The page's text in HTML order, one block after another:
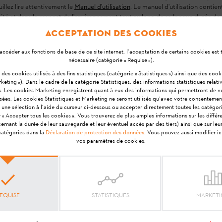
lire attentivement leManuel d'utilisation. Le manuel d'utilisation
et dans le respect de l'environnement tout au long de sa longue durée de
des produits usagés. Suivre les instructions données
configuration du Connector dans l'application STIHL
de fonctionnement totalisé jusqu'à présent et le
vous a-t-elle
Non
Acceptation des cookies
aux fonctions de base de ce site internet, l’acceptation de certains cookies est
nécessaire (catégorie « Requise »).
des cookies utilisés à des fins statistiques (catégorie « Statistiques ») ainsi que des
»). Dans le cadre de la catégorie Statistiques, des informations statistiques
Les cookies Marketing enregistrent quant à eux des informations qui permettront de
Les cookies Statistiques et Marketing ne seront utilisés qu’avec votre
sélection à l’aide du curseur ci-dessous ou accepter directement toutes les
Accepter tous les cookies ». Vous trouverez de plus amples informations sur les
la durée de leur sauvegarde et leur éventuel accès par des tiers) ainsi que sur
dans la Déclaration de protection des données. Vous pouvez aussi modifier
vos paramètres de cookies.
STATISTIQUES